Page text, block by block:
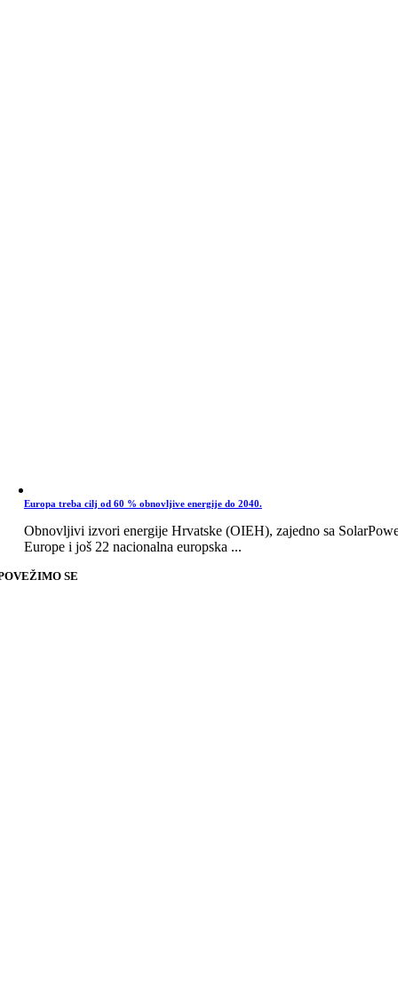
Europa treba cilj od 60 % obnovljive energije do 2040.
Obnovljivi izvori energije Hrvatske (OIEH), zajedno sa
Europe i još 22 nacionalna europska ...
SE